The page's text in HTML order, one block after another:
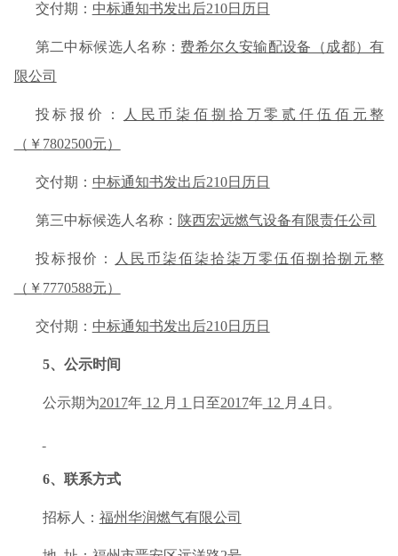
交付期： 中标通知书发出后210日历日
第二中标候选人名称： 费希尔久安输配设备（成都）有
限公司
投标报价： 人民币柒佰捌拾万零贰仟伍佰 元整
（￥ 7802500元）
交付期： 中标通知书发出后210日历日
第三中标候选人名称： 陕西宏远燃气设备有限责任公司
投标报价： 人民币柒佰柒拾柒万零伍佰捌拾捌 元整
（￥ 7770588元）
交付期： 中标通知书发出后210日历日
5、公示时间
公示期为2017年12 月 1 日至2017年12 月 4 日。
6、联系方式
招标人： 福州华润燃气有限公司